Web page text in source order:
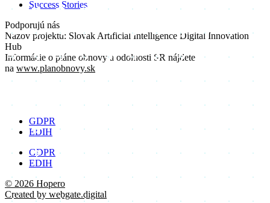
Success Stories
Podporujú nás
Názov projektu: Slovak Artificial Intelligence Digital Innovation
Hub
Informácie o pláne obnovy a odolnosti SR nájdete
na www.planobnovy.sk
GDPR
EDIH
GDPR
EDIH
© 2026 Hopero
Created by webgate.digital